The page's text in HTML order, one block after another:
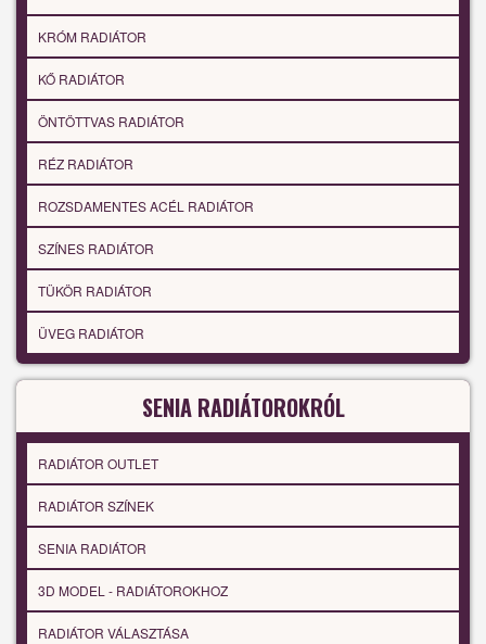
KRÓM RADIÁTOR
KŐ RADIÁTOR
ÖNTÖTTVAS RADIÁTOR
RÉZ RADIÁTOR
ROZSDAMENTES ACÉL RADIÁTOR
SZÍNES RADIÁTOR
TÜKÖR RADIÁTOR
ÜVEG RADIÁTOR
SENIA RADIÁTOROKRÓL
RADIÁTOR OUTLET
RADIÁTOR SZÍNEK
SENIA RADIÁTOR
3D MODEL - RADIÁTOROKHOZ
RADIÁTOR VÁLASZTÁSA